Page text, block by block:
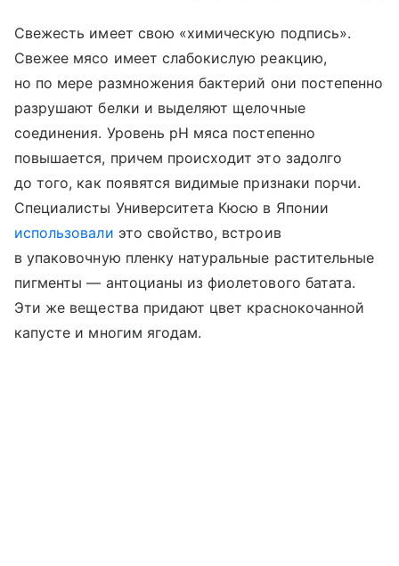
Свежесть имеет свою «химическую подпись».
Свежее мясо имеет слабокислую реакцию,
но по мере размножения бактерий они постепенно
разрушают белки и выделяют щелочные
соединения. Уровень pH мяса постепенно
повышается, причем происходит это задолго
до того, как появятся видимые признаки порчи.
Специалисты Университета Кюсю в Японии
использовали это свойство, встроив
в упаковочную пленку натуральные растительные
пигменты — антоцианы из фиолетового батата.
Эти же вещества придают цвет краснокочанной
капусте и многим ягодам.